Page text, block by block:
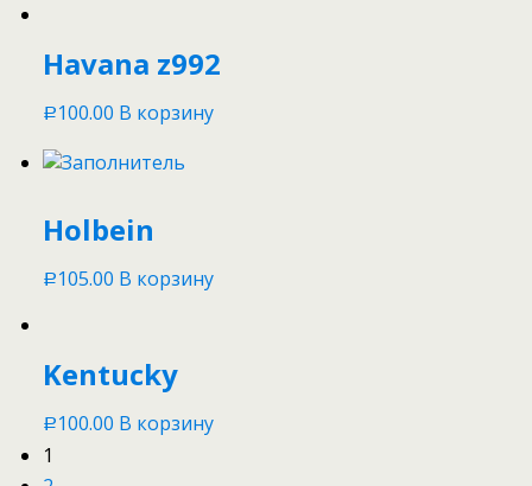
Havana z992
Р 100.00 В корзину
Holbein
Р 105.00 В корзину
Kentucky
Р 100.00 В корзину
1